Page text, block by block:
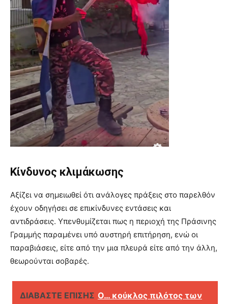
Κίνδυνος κλιμάκωσης
Αξίζει να σημειωθεί ότι ανάλογες πράξεις στο παρελθόν
έχουν οδηγήσει σε επικίνδυνες εντάσεις και
αντιδράσεις. Υπενθυμίζεται πως η περιοχή της Πράσινης
Γραμμής παραμένει υπό αυστηρή επιτήρηση, ενώ οι
παραβιάσεις, είτε από την μια πλευρά είτε από την άλλη,
θεωρούνται σοβαρές.
ΔΙΑΒΑΣΤΕ ΕΠΙΣΗΣ Ο… κούκλος πιλότος των